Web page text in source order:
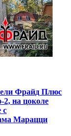
Фрайд Плюс
2, на цоколе
с
Марацци